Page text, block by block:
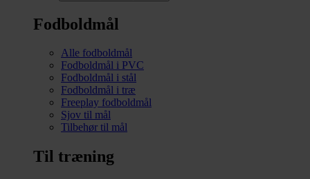
Fodboldmål
Alle fodboldmål
Fodboldmål i PVC
Fodboldmål i stål
Fodboldmål i træ
Freeplay fodboldmål
Sjov til mål
Tilbehør til mål
Til træning